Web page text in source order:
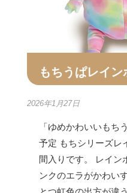
もちうぱレイン
2026年1月27日
「ゆめかわいいもち
予定 もちシリーズレ
間入りです。 レイン
ンクのエラがかわい